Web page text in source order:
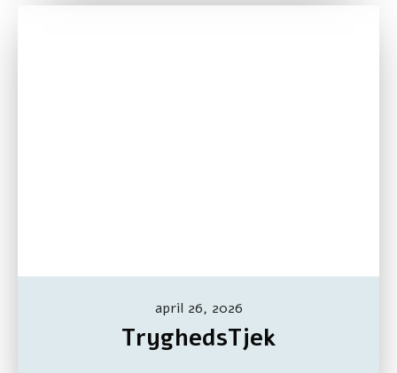
april 26, 2026
TryghedsTjek